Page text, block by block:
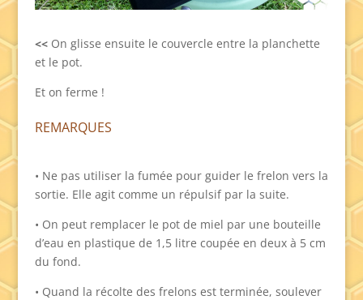
<<On glisse ensuite le couvercle entre la planchette
et le pot.
Et on ferme !
REMARQUES
• Ne pas utiliser la fumée pour guider le frelon vers la
sortie. Elle agit comme un répulsif par la suite.
• On peut remplacer le pot de miel par une bouteille
d’eau en plastique de 1,5 litre coupée en deux à 5 cm
du fond.
• Quand la récolte des frelons est terminée, soulever